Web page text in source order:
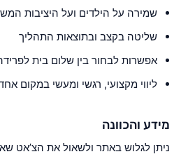
שמירה על הילדים ועל היציבות
שליטה בקצב ובתוצאות התהליך
אפשרות לבחור בין שלום בית
ליווי מקצועי, רגשי ומעשי במקום
מידע והכוונה
ניתן לגלוש באתר ולשאול את הצ’אט